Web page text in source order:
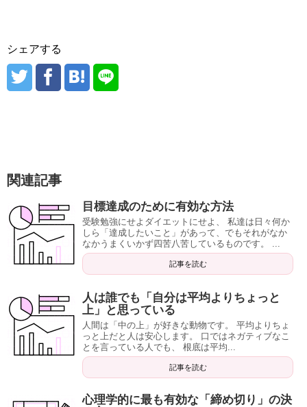
シェアする
関連記事
目標達成のために有効な方法
受験勉強にせよダイエットにせよ、 私達は日々何か
しら「達成したいこと」があって、でもそれがなか
なかうまくいかず四苦八苦しているものです。 ...
記事を読む
人は誰でも「自分は平均よりちょっと
上」と思っている
人間は「中の上」が好きな動物です。 平均よりちょ
っと上だと人は安心します。 口ではネガティブなこ
とを言っている人でも、 根底は平均...
記事を読む
心理学的に最も有効な「締め切り」の決